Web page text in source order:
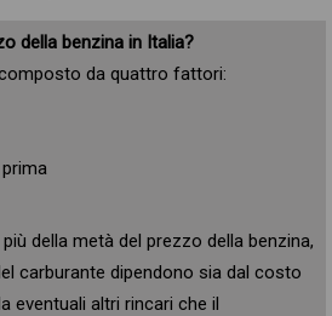
della benzina in Italia?
da quattro fattori:
della metà del prezzo della benzina,
carburante dipendono sia dal costo
eventuali altri rincari che il